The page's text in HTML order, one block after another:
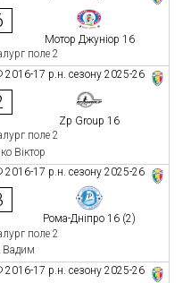
Мотор Джуніор 16
поле 2
2016-17 р.н. сезону 2025-26
Zp Group 16
поле 2
Віктор
2016-17 р.н. сезону 2025-26
Рома-Дніпро 16 (2)
поле 2
Вадим
2016-17 р.н. сезону 2025-26